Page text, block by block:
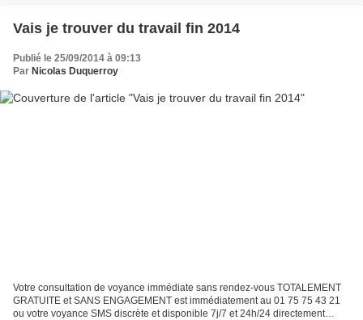
Vais je trouver du travail fin 2014
Publié le 25/09/2014 à 09:13
Par Nicolas Duquerroy
Votre consultation de voyance immédiate sans rendez-vous TOTALEMENT
GRATUITE et SANS ENGAGEMENT est immédiatement au 01 75 75 43 21
ou votre voyance SMS discrète et disponible 7j/7 et 24h/24 directement